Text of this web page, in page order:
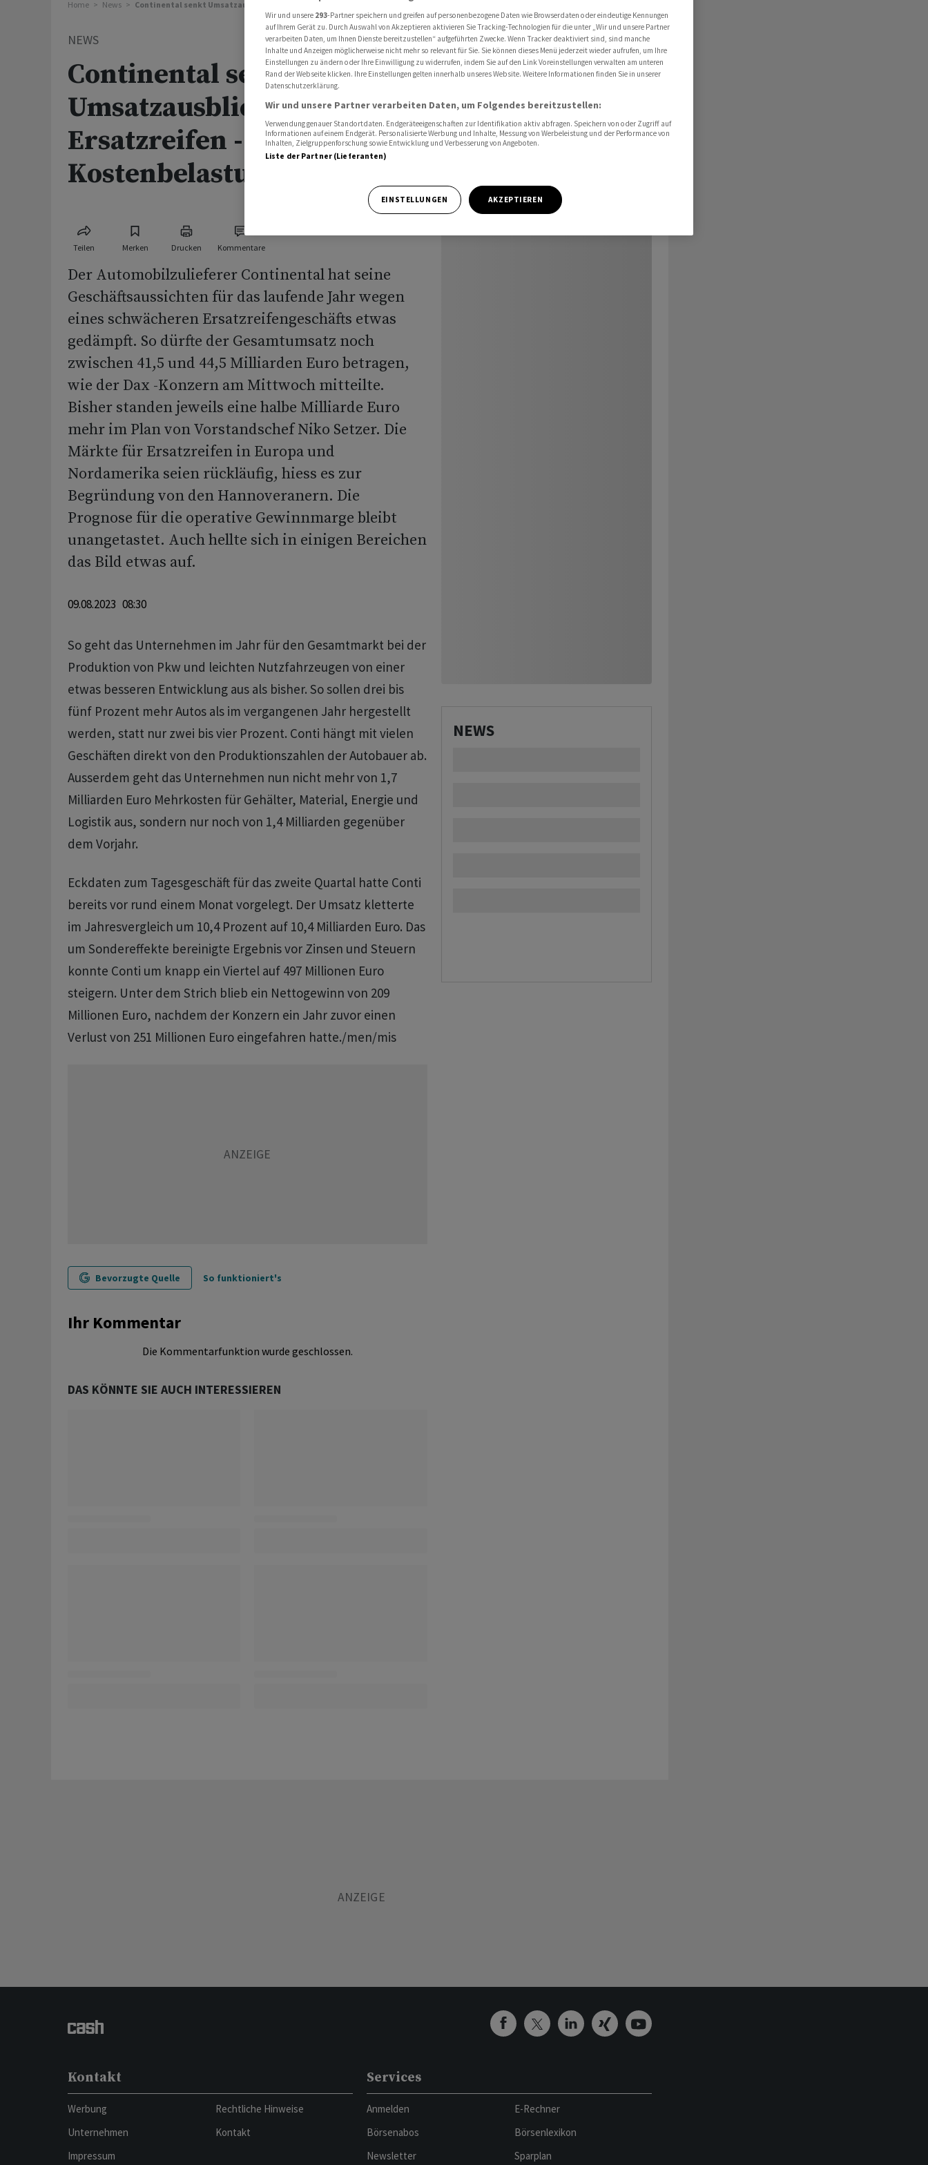
Home News Continental senkt Umsatzausblick wegen Ersatzreifen - Weniger Kostenbelastung
NEWS
Continental senkt
Umsatzausblick wegen
Ersatzreifen - Weniger
Kostenbelastung
Teilen Merken Drucken Kommentare
Der Automobilzulieferer Continental hat seine
Geschäftsaussichten für das laufende Jahr wegen
eines schwächeren Ersatzreifengeschäfts etwas
gedämpft. So dürfte der Gesamtumsatz noch
zwischen 41,5 und 44,5 Milliarden Euro betragen,
wie der Dax -Konzern am Mittwoch mitteilte.
Bisher standen jeweils eine halbe Milliarde Euro
mehr im Plan von Vorstandschef Niko Setzer. Die
Märkte für Ersatzreifen in Europa und
Nordamerika seien rückläufig, hiess es zur
Begründung von den Hannoveranern. Die
Prognose für die operative Gewinnmarge bleibt
unangetastet. Auch hellte sich in einigen Bereichen
das Bild etwas auf.
09.08.2023 08:30
So geht das Unternehmen im Jahr für den Gesamtmarkt bei der
Produktion von Pkw und leichten Nutzfahrzeugen von einer
etwas besseren Entwicklung aus als bisher. So sollen drei bis
fünf Prozent mehr Autos als im vergangenen Jahr hergestellt
werden, statt nur zwei bis vier Prozent. Conti hängt mit vielen
Geschäften direkt von den Produktionszahlen der Autobauer ab.
Ausserdem geht das Unternehmen nun nicht mehr von 1,7
Milliarden Euro Mehrkosten für Gehälter, Material, Energie und
Logistik aus, sondern nur noch von 1,4 Milliarden gegenüber
dem Vorjahr.
Eckdaten zum Tagesgeschäft für das zweite Quartal hatte Conti
bereits vor rund einem Monat vorgelegt. Der Umsatz kletterte
im Jahresvergleich um 10,4 Prozent auf 10,4 Milliarden Euro. Das
um Sondereffekte bereinigte Ergebnis vor Zinsen und Steuern
konnte Conti um knapp ein Viertel auf 497 Millionen Euro
steigern. Unter dem Strich blieb ein Nettogewinn von 209
Millionen Euro, nachdem der Konzern ein Jahr zuvor einen
Verlust von 251 Millionen Euro eingefahren hatte./men/mis
Bevorzugte Quelle So funktioniert's
Ihr Kommentar
Die Kommentarfunktion wurde geschlossen.
DAS KÖNNTE SIE AUCH INTERESSIEREN
NEWS
Kontakt
Werbung
Unternehmen
Impressum
Rechtliche Hinweise
Kontakt
Services
Anmelden
Börsenabos
Newsletter
E-Rechner
Börsenlexikon
Sparplan
Wir und unsere 293-Partner speichern und greifen auf personenbezogene Daten wie Browserdaten oder eindeutige Kennungen
auf Ihrem Gerät zu. Durch Auswahl von Akzeptieren aktivieren Sie Tracking-Technologien für die unter „Wir und unsere Partner
verarbeiten Daten, um Ihnen Dienste bereitzustellen“ aufgeführten Zwecke. Wenn Tracker deaktiviert sind, sind manche
Inhalte und Anzeigen möglicherweise nicht mehr so relevant für Sie. Sie können dieses Menü jederzeit wieder aufrufen, um Ihre
Einstellungen zu ändern oder Ihre Einwilligung zu widerrufen, indem Sie auf den Link Voreinstellungen verwalten am unteren
Rand der Webseite klicken. Ihre Einstellungen gelten innerhalb unseres Website. Weitere Informationen finden Sie in unserer
Datenschutzerklärung.
Wir und unsere Partner verarbeiten Daten, um Folgendes bereitzustellen:
Verwendung genauer Standortdaten. Endgeräteeigenschaften zur Identifikation aktiv abfragen. Speichern von oder Zugriff auf
Informationen auf einem Endgerät. Personalisierte Werbung und Inhalte, Messung von Werbeleistung und der Performance von
Inhalten, Zielgruppenforschung sowie Entwicklung und Verbesserung von Angeboten.
Liste der Partner (Lieferanten)
EINSTELLUNGEN AKZEPTIEREN